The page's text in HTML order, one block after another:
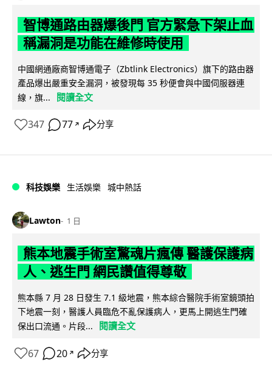
智博通路由器爆後門 官方緊急下架止血
稱漏洞是功能在維修時使用
中國網通廠商智博通電子（Zbtlink Electronics）旗下的路由器
產品爆出嚴重安全漏洞，被發現每 35 秒便會與中國伺服器連
線，旗...
閱讀全文
347 77 ↗ 分享
科技娛樂 生活娛樂 城中熱話
Lawton 1 日
熊本地震手術室驚魂片瘋傳 醫護保護病
人、逃生門 網民讚值得尊敬
熊本縣 7 月 28 日發生 7.1 級地震，熊本綜合醫院手術室鏡頭拍
下地震一刻，醫護人員臨危不亂保護病人，更馬上開逃生門確
保出口流通。片段...
閱讀全文
67 20 ↗ 分享